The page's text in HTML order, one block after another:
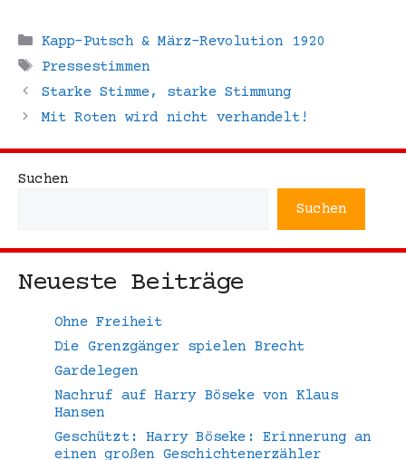
Kategorien
Kapp-Putsch & März-Revolution 1920
Schlagwörter
Pressestimmen
Starke Stimme, starke Stimmung
Mit Roten wird nicht verhandelt!
Suchen
Suchen
Neueste Beiträge
Ohne Freiheit
Die Grenzgänger spielen Brecht
Gardelegen
Nachruf auf Harry Böseke von Klaus
Hansen
Geschützt: Harry Böseke: Erinnerung an
einen großen Geschichtenerzähler